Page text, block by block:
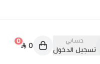
حسابي
تسجيل الدخول
0
0